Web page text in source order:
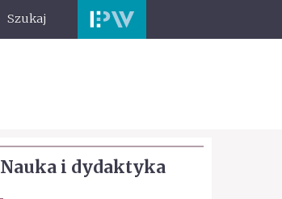
Szukaj
Nauka i dydaktyka